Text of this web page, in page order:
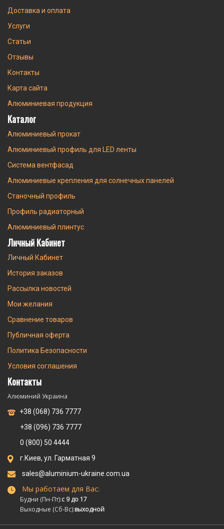
Доставка и оплата
Услуги
Статьи
Отзывы
Контакты
Карта сайта
Алюминиевая продукция
Каталог
Алюминиевый прокат
Алюминиевый профиль для LED ленты
Система вентфасад
Алюминиевые крепления для солнечных панелей
Станочный профиль
Профиль радиаторный
Алюминиевый плинтус
Личный Кабинет
Личный Кабинет
История заказов
Рассылка новостей
Мои желания
Сравнение товаров
Публичная оферта
Политика Безопасности
Условия соглашения
Контакты
Алюминий Украина
+38 (068) 736 7777
+38 (096) 736 7777
0 (800) 50 4444
г.Киев, ул. Гарматная 9
sales@aluminium-ukraine.com.ua
Мы работаем для Вас:
Будни (Пн-Пт):с 9 до 17
Выходные (Сб-Вс):выходной